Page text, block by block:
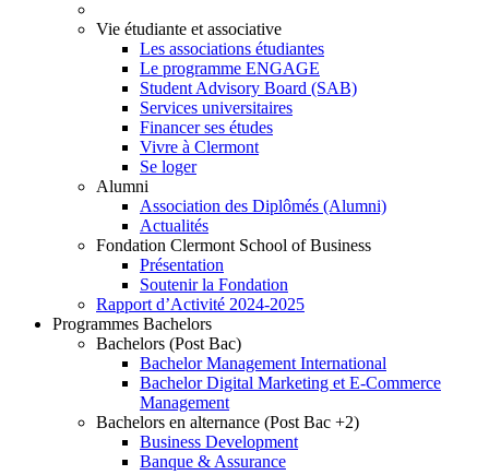
Vie étudiante et associative
Les associations étudiantes
Le programme ENGAGE
Student Advisory Board (SAB)
Services universitaires
Financer ses études
Vivre à Clermont
Se loger
Alumni
Association des Diplômés (Alumni)
Actualités
Fondation Clermont School of Business
Présentation
Soutenir la Fondation
Rapport d’Activité 2024-2025
Programmes Bachelors
Bachelors (Post Bac)
Bachelor Management International
Bachelor Digital Marketing et E-Commerce
Management
Bachelors en alternance (Post Bac +2)
Business Development
Banque & Assurance